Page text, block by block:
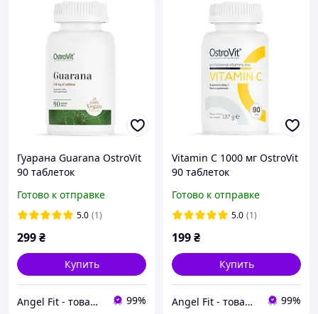
Гуарана Guarana OstroVit
90 таблеток
Готово к отправке
5.0 (1)
299₴
Купить
Angel Fit - товари для здоров'я, спорту та активного життя 99%
Vitamin C 1000 мг OstroVit
90 таблеток
Готово к отправке
5.0 (1)
199₴
Купить
Angel Fit - товари для здоров'я, спорту та активного життя 99%